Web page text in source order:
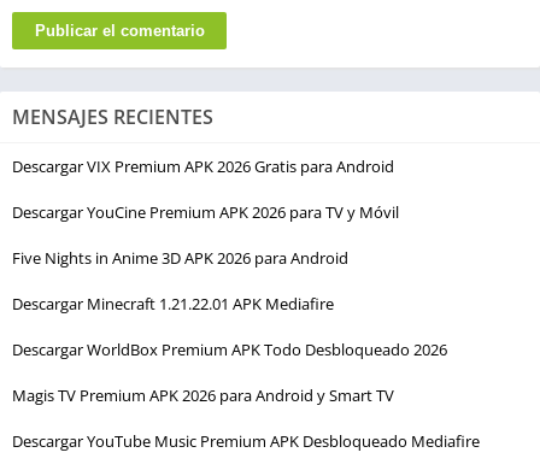
MENSAJES RECIENTES
Descargar VIX Premium APK 2026 Gratis para Android
Descargar YouCine Premium APK 2026 para TV y Móvil
Five Nights in Anime 3D APK 2026 para Android
Descargar Minecraft 1.21.22.01 APK Mediafire
Descargar WorldBox Premium APK Todo Desbloqueado 2026
Magis TV Premium APK 2026 para Android y Smart TV
Descargar YouTube Music Premium APK Desbloqueado Mediafire